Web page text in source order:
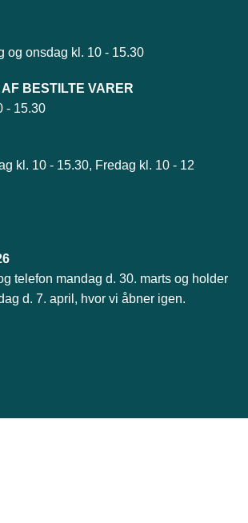
og onsdag kl. 10 - 15.30
BESTILTE VARER
- 15.30
kl. 10 - 15.30, Fredag kl. 10 - 12
telefon mandag d. 30. marts og holder
d. 7. april, hvor vi åbner igen.